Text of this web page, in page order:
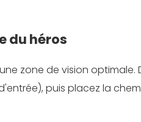
du héros
zone de vision
puis placez la